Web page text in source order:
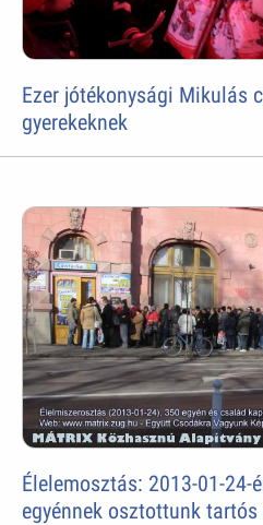
Ezer jótékonysági Mikulás
gyerekeknek
Élelemosztás: 2013-01-24-
egyénnek osztottunk